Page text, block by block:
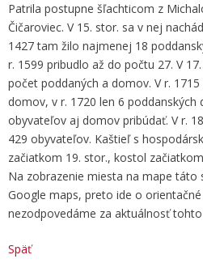
Patrila postupne šľachticom z
Čičaroviec. V 15. stor. sa v nej
1427 tam žilo najmenej 18
r. 1599 pribudlo až do počtu 27. V
počet poddaných a domov. V r.
domov, v r. 1720 len 6
obyvateľov aj domov pribúdať. V r.
429 obyvateľov. Kaštieľ s
začiatkom 19. stor., kostol
Na zobrazenie miesta na mape táto
Google maps, preto ide o
nezodpovedáme za aktuálnosť
Späť